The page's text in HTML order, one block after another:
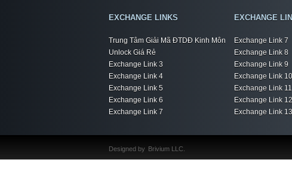
EXCHANGE LINKS
Trung Tâm Giải Mã ĐTDĐ Kinh Môn
Unlock Giá Rẻ
Exchange Link 3
Exchange Link 4
Exchange Link 5
Exchange Link 6
Exchange Link 7
EXCHANGE
Exchange Link 7
Exchange Link 8
Exchange Link 9
Exchange Link 10
Exchange Link 11
Exchange Link 12
Exchange Link 13
Designed by Brivium LLC.